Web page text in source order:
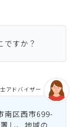
ですか？
南区西市699-
し、地域の
アドバイザー